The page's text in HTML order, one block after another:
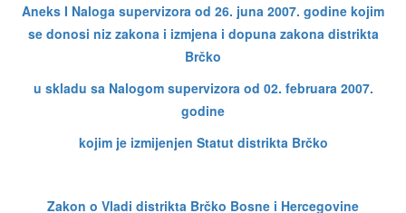
Aneks I Naloga supervizora od 26. juna 2007. godine kojim
se donosi niz zakona i izmjena i dopuna zakona distrikta
Brčko
u skladu sa Nalogom supervizora od 02. februara 2007.
godine
kojim je izmijenjen Statut distrikta Brčko
Zakon o Vladi distrikta Brčko Bosne i Hercegovine